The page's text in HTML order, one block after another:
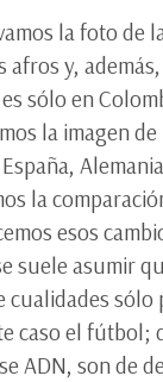
la foto de
afros y,
sólo en
la imagen de
la
esos
suele asumir
cualidades sólo
caso el fútbol;
ADN, son de